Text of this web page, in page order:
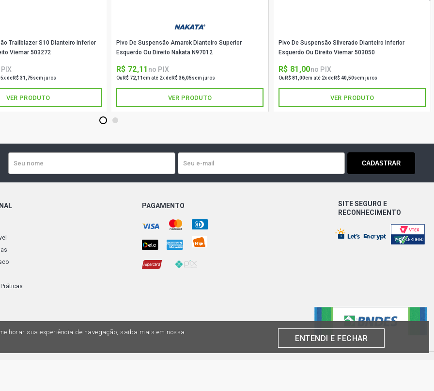
Trailblazer S10 Dianteiro Inferior
Viemar 503272
deR$ 31,75sem juros
VER PRODUTO
Pivo De Suspensão Amarok Dianteiro Superior
Esquerdo Ou Direito Nakata N97012
R$ 72,11 no PIX
Ou R$ 72,11em até 2x deR$ 36,05sem juros
VER PRODUTO
Pivo De Suspensão Silverado Dianteiro Inferior
Esquerdo Ou Direito Viemar 503050
R$ 81,00no PIX
Ou R$ 81,00em até 2x deR$ 40,50sem juros
VER PRODUTO
1 2
CADASTRAR
PAGAMENTO
SITE SEGURO E
RECONHECIMENTO
sua experiência de navegação, saiba mais em nossa
ENTENDI E FECHAR